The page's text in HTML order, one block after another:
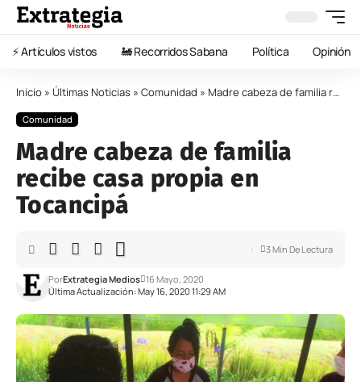
⚡️ Artículos vistos 🚂 Recorridos Sabana Política Opinión
Inicio » Últimas Noticias » Comunidad » Madre cabeza de familia recibe casa propia en Tocancipá
Comunidad
Madre cabeza de familia
recibe casa propia en
Tocancipá
Última Actualización: May 16, 2020 11:29 AM
PorExtrategia Medios 16 Mayo, 2020
3 Min De Lectura